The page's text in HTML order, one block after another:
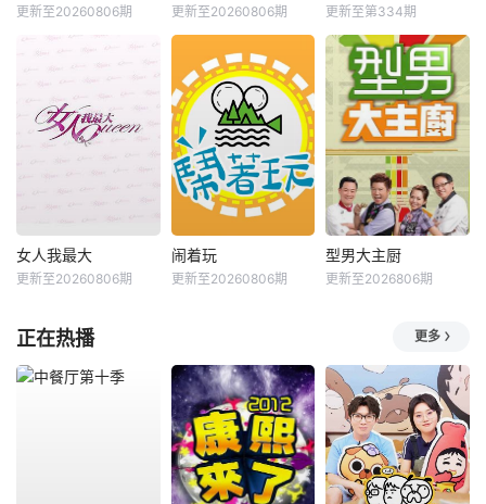
更新至20260806期 更新至20260806期 更新至第334期
女人我最大
更新至20260806期
闹着玩
更新至20260806期
型男大主厨
更新至2026806期
正在热播 更多